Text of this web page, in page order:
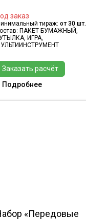
заказ
тираж: от 30 шт.
ПАКЕТ БУМАЖНЫЙ,
ИГРА,
Заказать расчёт
Подробнее
«Передовые